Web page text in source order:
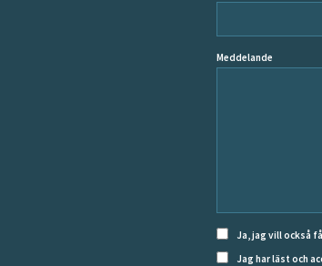
Meddelande
Ja, jag vill också
Jag har läst och